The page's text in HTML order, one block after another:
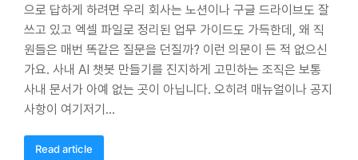
으로 답하게 하려면 우리 회사는 노션이나 구글 드라이브도 잘
쓰고 있고 엑셀 파일로 정리된 업무 가이드도 가득한데, 왜 직
원들은 매번 똑같은 질문을 던질까? 이런 의문이 든 적 없으신
가요. 사내 AI 챗봇 만들기를 진지하게 고민하는 조직은 보통
사내 문서가 아예 없는 곳이 아닙니다. 오히려 매뉴얼이나 공지
사항이 여기저기…
Read article